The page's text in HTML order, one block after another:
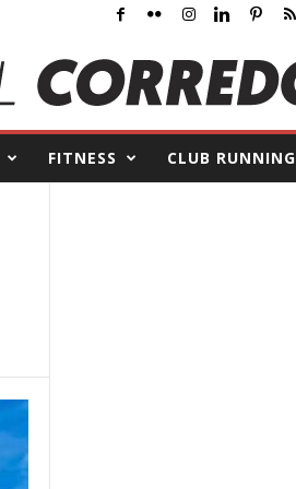
FITNESS CLUB RUNNING